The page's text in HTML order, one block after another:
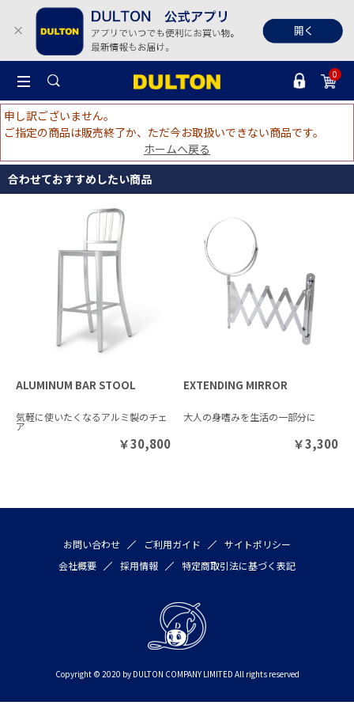
0
申し訳ございません。
ご指定の商品は販売終了か、ただ今お取扱いできない商品です。
ホームへ戻る
合わせておすすめしたい商品
ALUMINUM BAR STOOL
気軽に使いたくなるアルミ製のチェ
ア
￥30,800
EXTENDING MIRROR
大人の身嗜みを生活の一部分に
￥3,300
お問い合わせ ご利用ガイド
サイトポリシー
会社概要
採用情報 特定商取引法に基づく表記
Copyright © 2020 by DULTON COMPANY LIMITED All rights reserved